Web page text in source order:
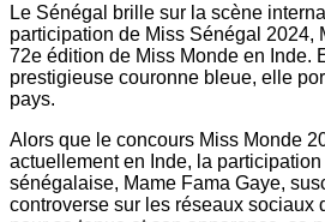
Le Sénégal brille sur la scène
participation de Miss Sénégal 2024,
72e édition de Miss Monde en Inde.
prestigieuse couronne bleue, elle
pays.
Alors que le concours Miss Monde
actuellement en Inde, la
sénégalaise, Mame Fama Gaye,
controverse sur les réseaux sociaux